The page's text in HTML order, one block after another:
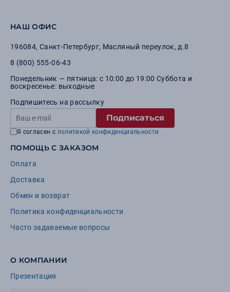
НАШ ОФИС
196084, Санкт-Петербург, Масляный переулок, д.8
8 (800) 555-06-43
Понедельник — пятница: с 10:00 до 19:00 Суббота и
воскресенье: выходные
Подпишитесь на рассылку
Подписаться
Я согласен с политикой конфиденциальности
ПОМОЩЬ С ЗАКАЗОМ
Оплата
Доставка
Обмен и возврат
Политика конфиденциальности
Часто задаваемые вопросы
О КОМПАНИИ
Презентация